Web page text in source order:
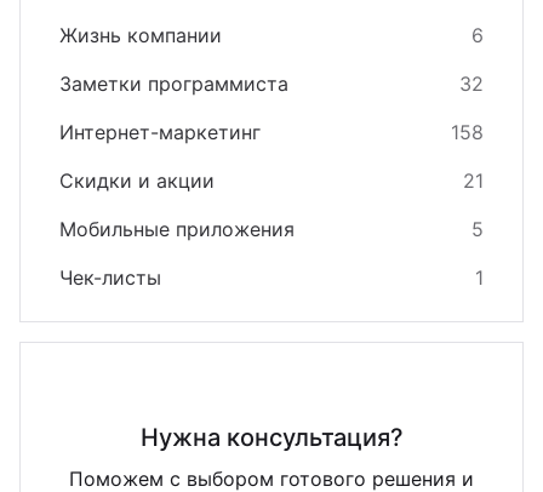
Жизнь компании
6
Заметки программиста
32
Интернет-маркетинг
158
Скидки и акции
21
Мобильные приложения
5
Чек-листы
1
Нужна консультация?
Поможем с выбором готового решения и